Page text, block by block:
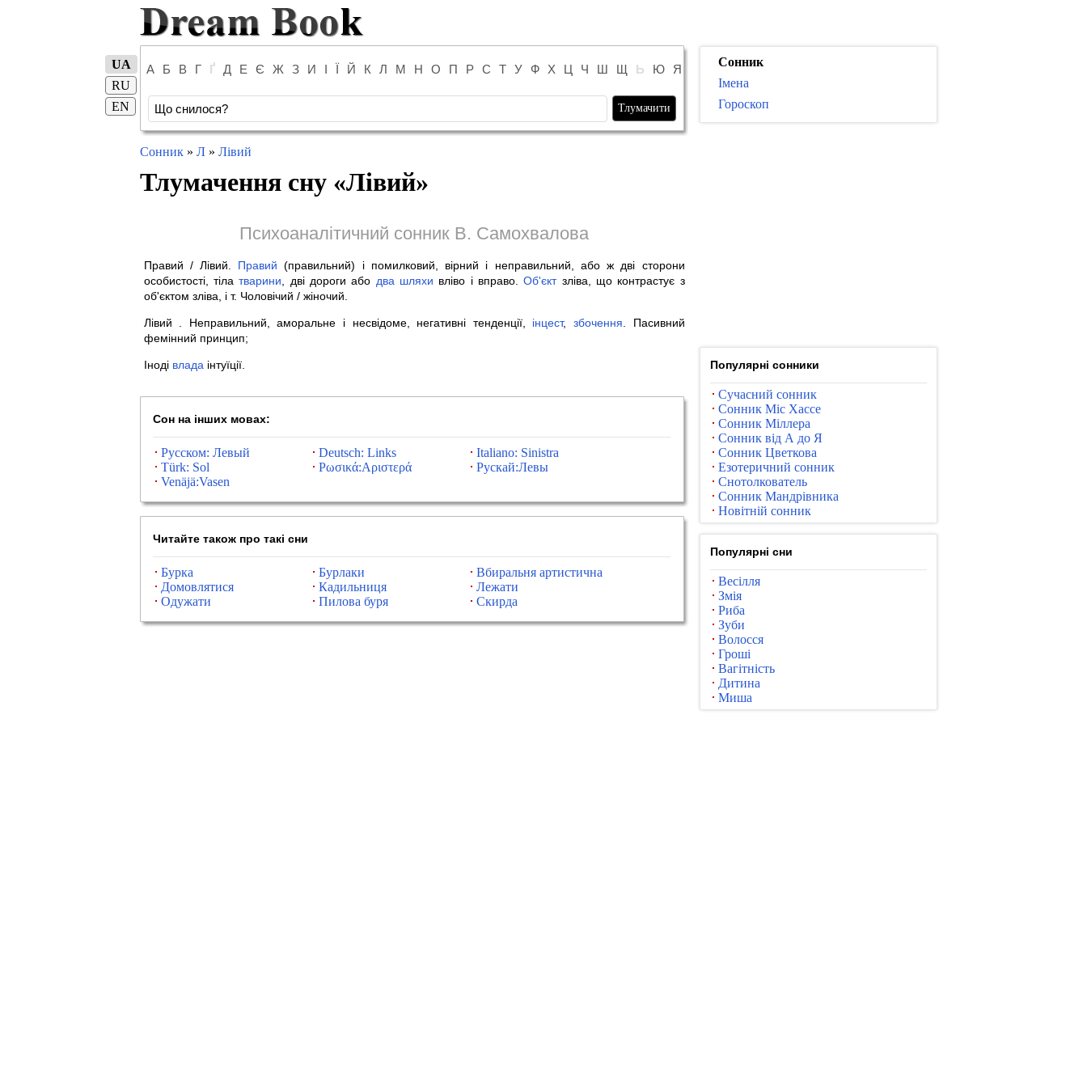
А Б В Г Ґ Д Е Є Ж З И І Ї Й К Л М Н О П Р С Т У Ф Х Ц Ч Ш Щ Ь Ю Я
UA
RU
EN
Сонник» Л» Лівий
Тлумачення сну «Лівий»
Психоаналітичний сонник В. Самохвалова
Правий / Лівий. Правий (правильний) і помилковий, вірний і неправильний, або ж дві сторони
особистості, тілатварини , дві дороги або два шляхи вліво і вправо.Об'єктзліва, що контрастує з
об'єктом зліва, і т. Чоловічий / жіночий.
Лівий . Неправильний, аморальне і несвідоме, негативні тенденції, інцест, збочення . Пасивний
фемінний принцип;
Іноді влада інтуїції.
Сон на інших мовах:
Русском: Левый Deutsch: Links
Italiano: Sinistra
Türk: Sol
Ρωσικά:Αριστερά
Рускай:Левы
Venäjä:Vasen
Читайте також про такі сни
Бурка Бурлаки
Вбиральня артистична
Домовлятися
Кадильниця
Лежати
Одужати
Пилова буря Скирда
Сонник
Імена
Гороскоп
Популярні сонники
Сучасний сонник
Сонник Міс Хассе
Сонник Міллера
Сонник від А до Я
Сонник Цветкова
Езотеричний сонник
Снотолкователь
Сонник Мандрівника
Новітній сонник
Популярні сни
Весілля
Змія
Риба
Зуби
Волосся
Гроші
Вагітність
Дитина
Миша